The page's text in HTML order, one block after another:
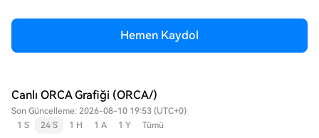
Hemen Kaydol
Canlı ORCA Grafiği (ORCA/)
Son Güncelleme: 2026-08-10 19:53 (UTC+0)
1 S
24 S 1 H 1 A 1 Y Tümü